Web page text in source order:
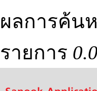
ผลการค้น
รายการ